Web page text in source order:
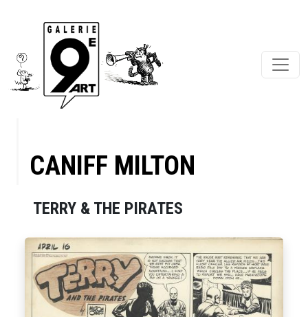
CANIFF MILTON
TERRY & THE PIRATES